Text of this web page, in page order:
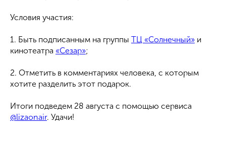
Условия участия:
1. Быть подписанным на группы ТЦ «Солнечный» и
кинотеатра «Сезар»;
2. Отметить в комментариях человека, с которым
хотите разделить этот подарок.
Итоги подведем 28 августа с помощью сервиса
@lizaonair. Удачи!